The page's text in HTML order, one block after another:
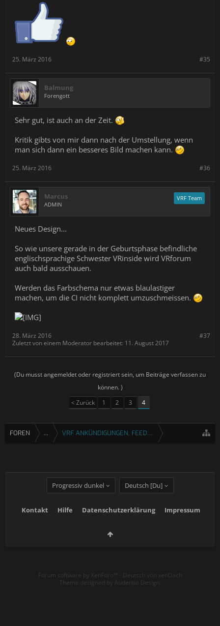
#35
25. März 2016
Balmung
Forengott
Sehr gut, ist auch an der Zeit.
Kritik gibts von mir dann nach der Umstellung, wenn
man sich dann ein besseres Bild machen kann.
#36
25. März 2016
Marcus
ADMIN
VRF Team
Neues Design...
So wie unsere gerade in der Geburtsphase befindliche
englischsprachige Schwester VRinside wird VRforum
auch bald ausschauen.
Werden das Farbschema nur etwas blaulastiger
machen, um die CI nicht komplett umzuschmeissen.
#37
28. März 2016
Zuletzt von einem Moderator bearbeitet: 11. August 2017
(Du musst angemeldet oder registriert sein, um Beiträge verfassen zu
können. )
< Zurück
1 2 3 4
FOREN ... VRF ANKÜNDIGUNGEN, FEEDBACK & FRAGEN
Progressiv dunkel Deutsch [Du]
Kontakt Hilfe Datenschutzerklärung Impressum
Forum software by XenForo™ - Deutsch von xenDach
Theme designed by Audentio Design.